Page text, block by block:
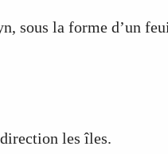
sous la forme d’un
les îles.